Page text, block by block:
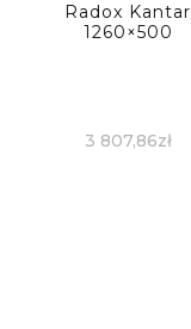
Radox Kantar
1260×500
3 807,86zł